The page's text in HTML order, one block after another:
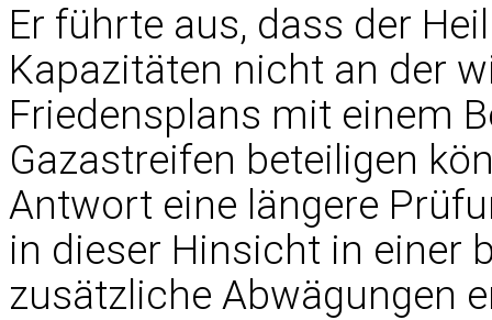
Er führte aus, dass der
Kapazitäten nicht an der
Friedensplans mit einem
Gazastreifen beteiligen
Antwort eine längere
in dieser Hinsicht in einer
zusätzliche Abwägungen